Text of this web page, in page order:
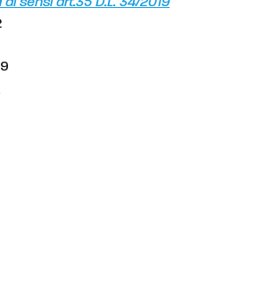
sensi art.35 D.L. 34/2019